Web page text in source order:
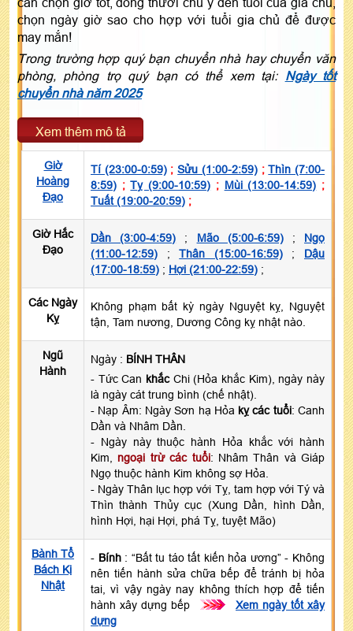
chọn ngày giờ sao cho hợp với tuổi gia chủ để được
may mắn!
Trong trường hợp quý bạn chuyển nhà hay chuyển văn
phòng, phòng trọ quý bạn có thể xem tại: Ngày tốt
chuyển nhà năm 2025
Xem thêm mô tả
Giờ
Hoàng
Đạo
Tí (23:00-0:59);Sửu (1:00-2:59);Thìn (7:00-
8:59) ;Tỵ (9:00-10:59) ; Mùi (13:00-14:59) ;
Tuất (19:00-20:59) ;
Giờ Hắc
Đạo
Dần (3:00-4:59) ; Mão (5:00-6:59); Ngọ
(11:00-12:59) ;Thân (15:00-16:59); Dậu
(17:00-18:59) ; Hợi (21:00-22:59) ;
Các Ngày
Kỵ
Không phạm bất kỳ ngày Nguyệt kỵ, Nguyệt
tận, Tam nương, Dương Công kỵ nhật nào.
Ngũ
Hành
Ngày : BÍNH THÂN
- Tức Can khắcChi (Hỏa khắc Kim), ngày này
là ngày cát trung bình (chế nhật).
- Nạp Âm: Ngày Sơn hạ Hỏa kỵ các tuổi: Canh
Dần và Nhâm Dần.
- Ngày này thuộc hành Hỏa khắc với hành
Kim, ngoại trừ các tuổi: Nhâm Thân và Giáp
Ngọ thuộc hành Kim không sợ Hỏa.
- Ngày Thân lục hợp với Tỵ, tam hợp với Tý và
Thìn thành Thủy cục (Xung Dần, hình Dần,
hình Hợi, hại Hợi, phá Tỵ, tuyệt Mão)
Bành Tổ
Bách Kị
Nhật
- Bính: “Bất tu táo tất kiến hỏa ương” - Không
nên tiến hành sửa chữa bếp để tránh bị hỏa
tai, vì vậy ngày nay không thích hợp để tiến
hành xây dựng bếp
>>>
Xem ngày tốt xây
dựng